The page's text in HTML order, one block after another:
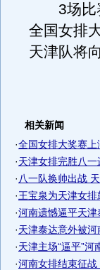
3场比赛
全国女排
天津队将
相关新闻
·全国女排大奖赛上
·天津女排完胜八
· 八一队换帅出战
·王宝泉为天津女
·河南遗憾逼平天津
·天津泰达意外被
·天津主场“逼平”河
·河南女排结束征战